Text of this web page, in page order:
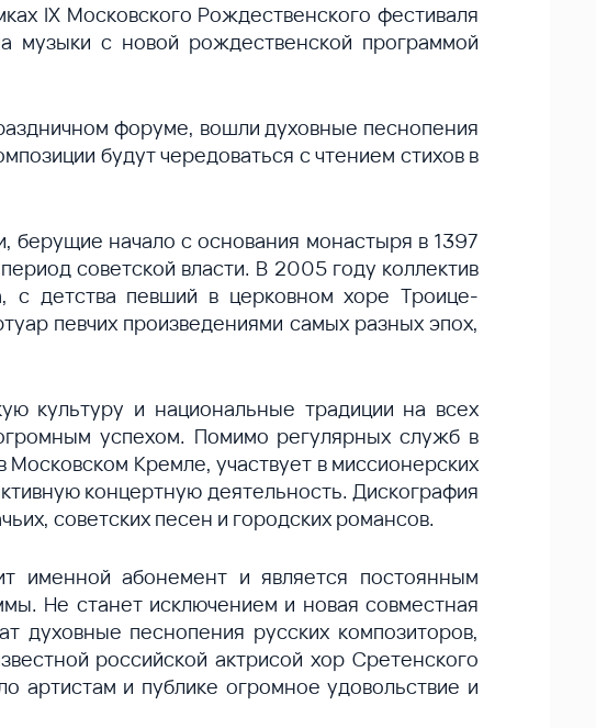
IX Московского Рождественского фестиваля
музыки с новой рождественской программой
форуме, вошли духовные песнопения
будут чередоваться с чтением стихов в
начало с основания монастыря в 1397
советской власти. В 2005 году коллектив
с детства певший в церковном хоре Троице-
певчих произведениями самых разных эпох,
культуру и национальные традиции на всех
успехом. Помимо регулярных служб в
Кремле, участвует в миссионерских
концертную деятельность. Дискография
советских песен и городских романсов.
именной абонемент и является постоянным
Не станет исключением и новая совместная
духовные песнопения русских композиторов,
российской актрисой хор Сретенского
артистам и публике огромное удовольствие и